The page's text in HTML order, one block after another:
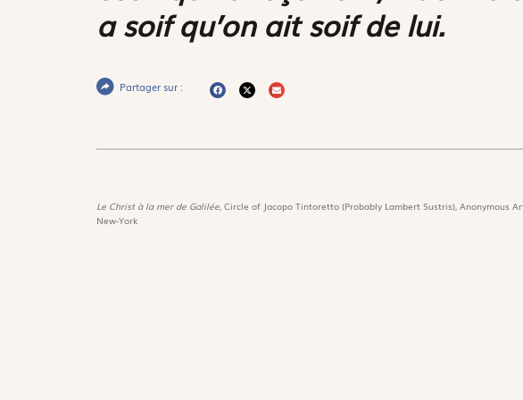
a soif qu’on ait soif de lui.
Partager sur :
Le Christ à la mer de Galilée, Circle of Jacopo Tintoretto (Probably Lambert Sustris), Anonymous
New-York